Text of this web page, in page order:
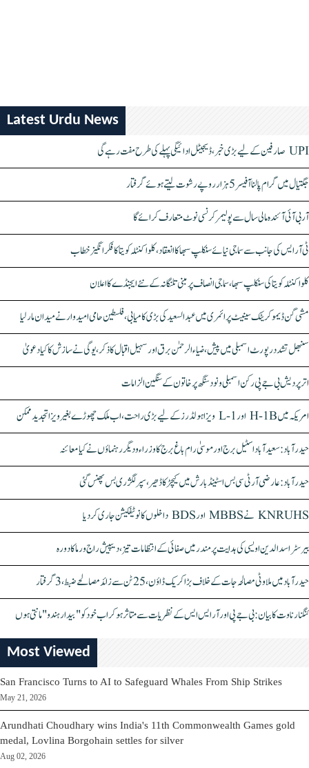
Latest Urdu News
UPI صارفین کے لیے بڑی خبر، ڈیجیٹل ادائیگی پہلے کی طرح مفت رہے گی
جگتیال میں گرام پالنا آفیسر 5 ہزار روپے رشوت لیتے ہوئے گرفتار
آر بی آئی آئندہ مالی سال سے پولیمر کرنسی نوٹ متعارف کرائے گا
ٹی آر ایس کی جانب سے سماجی نیائے سنکلپ سبھا کا انعقاد، کلواکنٹلہ کویتا کا فکر انگیز خطاب
کلواکنٹلہ کویتا کی سنکلپ سبھا، سماجی انصاف پر مبنی تلنگانہ کے نئے ایجنڈے کا اعلان
مشی گن ڈیموکریٹک سینیٹ پرائمری میں عبدالسعید کی بڑی کامیابی، فلسطین حامی امیدوار نے میدان مار لیا
سنبھل تشدد رپورٹ اسمبلی میں پیش، ضیاء الرحمٰن برق اور سہیل اقبال کا ذکر، یوگی نے سازش کا کیا دعویٰ
اتر پردیش بی جے پی رکن اسمبلی ونود سنگھ پر خاتون کے سنگین الزامات
امریکہ میں H-1B اور L-1 ویزا ہولڈرز کے لیے بڑی راحت، اب ملک چھوڑے بغیر ویزا تجدید ممکن
حیدرآباد: سعیدآباد اسٹیل برج اور موسیٰ رام باغ برج کا وزراء و دیگر رہنماؤں نے کیا معائنہ
حیدرآباد: عارضی آر ٹی سی بس اسٹینڈ بارش میں کیچڑ کا ڈھیر، سپر لگژری بس پھنس گئی
KNRUHS نے MBBS اور BDS داخلوں کا نوٹیفکیشن جاری کر دیا
بیرسٹر اسدالدین اویسی کی ہدایت پر مندر میں صفائی کے انتظامات تیز، دیپیش راج ورما کا دورہ
حیدرآباد میں ملاوٹی مصالحہ جات کے خلاف بڑا کریک ڈاؤن، 25 ٹن سے زائد مصالحے ضبط، 3 گرفتار
کنگنا رناوت کا بیان: بی جے پی اور آر ایس ایس کے نظریات سے متاثر ہو کر اب خود کو "بیدار ہندو" مانتی ہوں
Most Viewed
San Francisco Turns to AI to Safeguard Whales From Ship Strikes
May 21, 2026
Arundhati Choudhary wins India's 11th Commonwealth Games gold
medal, Lovlina Borgohain settles for silver
Aug 02, 2026